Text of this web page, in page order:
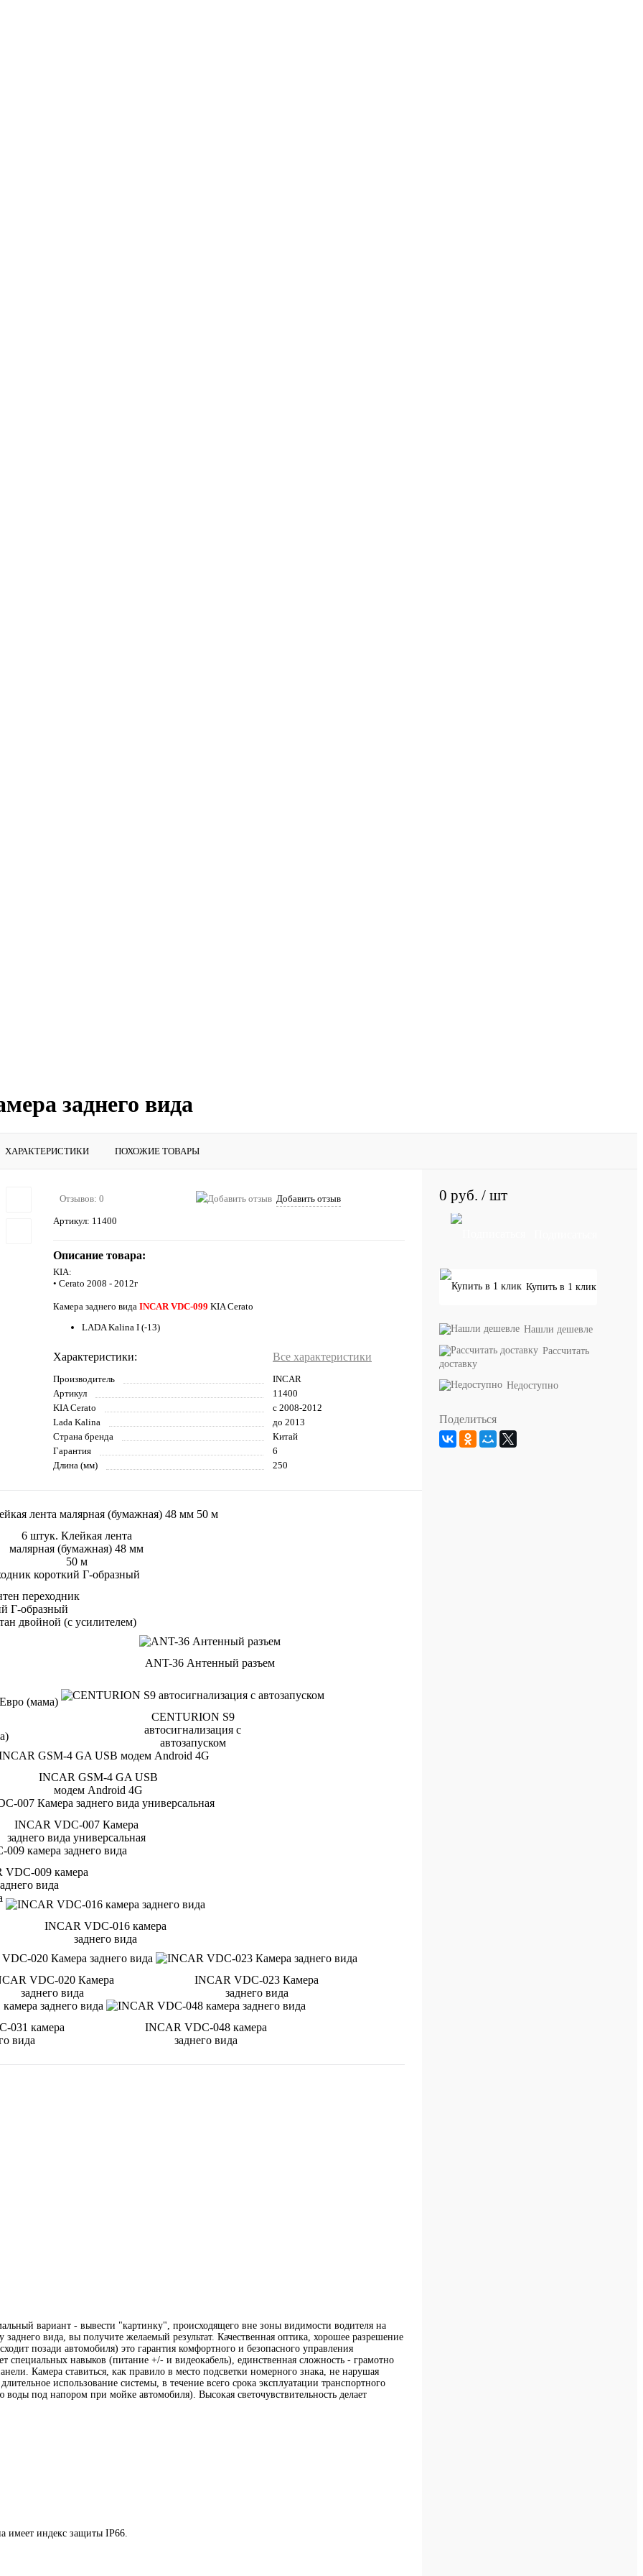
заднего вида
ХАРАКТЕРИСТИКИ ПОХОЖИЕ ТОВАРЫ
Отзывов: 0 Добавить отзыв
Артикул: 11400
Описание товара:
KIA:
• Cerato 2008 - 2012г
Камера заднего вида INCAR VDC-099 KIA Cerato
LADA Kalina I (-13)
Характеристики: Все характеристики
Производитель
INCAR
Артикул
11400
KIA Cerato
с 2008-2012
Lada Kalina
до 2013
Страна бренда
Китай
Гарантия
6
Длина (мм)
250
6 штук. Клейкая лента
малярная (бумажная) 48 мм
50 м
переходник
Г-образный
ANT-36 Антенный разъем
CENTURION S9
автосигнализация с
автозапуском
INCAR GSM-4 GA USB
модем Android 4G
INCAR VDC-007 Камера
заднего вида универсальная
VDC-009 камера
вида
INCAR VDC-016 камера
заднего вида
VDC-020 Камера
заднего вида
INCAR VDC-023 Камера
заднего вида
031 камера
вида
INCAR VDC-048 камера
заднего вида
вариант - вывести "картинку", происходящего вне зоны видимости водителя на
вида, вы получите желаемый результат. Качественная оптика, хорошее разрешение
позади автомобиля) это гарантия комфортного и безопасного управления
специальных навыков (питание +/- и видеокабель), единственная сложность - грамотно
Камера ставиться, как правило в место подсветки номерного знака, не нарушая
использование системы, в течение всего срока эксплуатации транспортного
воды под напором при мойке автомобиля). Высокая светочувствительность делает
имеет индекс защиты IP66.
0 руб. / шт
Купить в 1 клик
Нашли дешевле
Рассчитать
доставку
Недоступно
Поделиться